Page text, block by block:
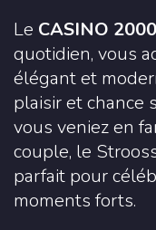
Le CASINO 2000
quotidien, vous
élégant et
plaisir et chance
vous veniez en
couple, le
parfait pour
moments forts.